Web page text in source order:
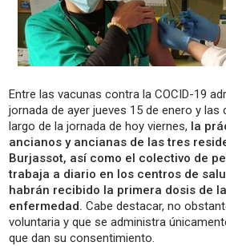
Entre las vacunas contra la COCID-19
jornada de ayer jueves 15 de enero y las
largo de la jornada de hoy viernes, la
ancianos y ancianas de las tres
Burjassot, así como el colectivo de
trabaja a diario en los centros de
habrán recibido la primera dosis de
enfermedad. Cabe destacar, no
voluntaria y que se administra
que dan su consentimiento.